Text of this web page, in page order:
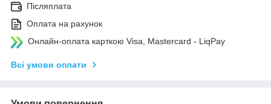
Післяплата
Оплата на рахунок
Онлайн-оплата карткою Visa, Mastercard - LiqPay
Всі умови оплати